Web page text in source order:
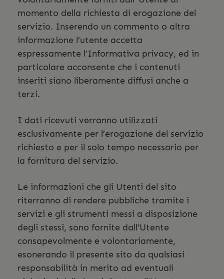
momento della richiesta di erogazione del
servizio. Inserendo un commento o altra
informazione l’utente accetta
espressamente l’Informativa privacy, ed in
particolare acconsente che i contenuti
inseriti siano liberamente diffusi anche a
terzi.
I dati ricevuti verranno utilizzati
esclusivamente per l’erogazione del servizio
richiesto e per il solo tempo necessario per
la fornitura del servizio.
Le informazioni che gli Utenti del sito
riterranno di rendere pubbliche tramite i
servizi e gli strumenti messi a disposizione
degli stessi, sono fornite dall’Utente
consapevolmente e volontariamente,
esonerando il presente sito da qualsiasi
responsabilità in merito ad eventuali